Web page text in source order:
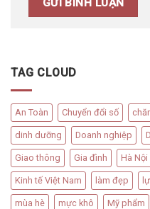
TAG CLOUD
An Toàn Chuyển đổi số
dinh dưỡng Doanh nghiệp
Giao thông Gia đình Hà Nội
Kinh tế Việt Nam làm đẹp
mùa hè mực khô Mỹ phẩm